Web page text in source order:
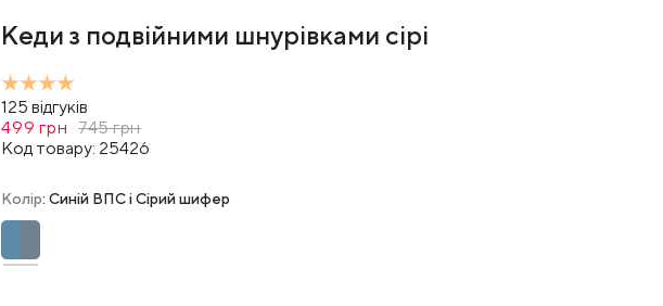
Кеди з подвійними шнурівками сірі
125 відгуків
499 грн 745грн
Код товару: 25426
Колір: Синій ВПС і Сірий шифер